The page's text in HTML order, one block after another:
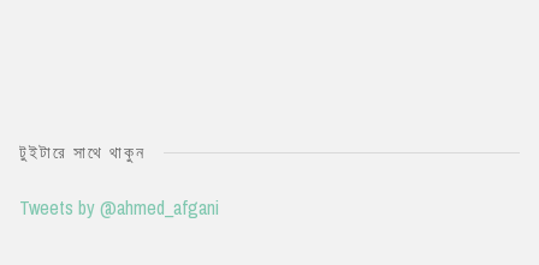
টুইটারে সাথে থাকুন
Tweets by @ahmed_afgani